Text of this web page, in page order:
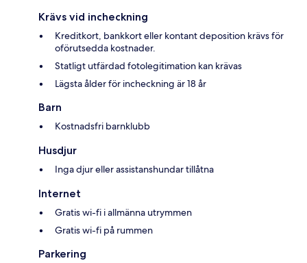
Krävs vid incheckning
Kreditkort, bankkort eller kontant deposition krävs för
oförutsedda kostnader.
Statligt utfärdad fotolegitimation kan krävas
Lägsta ålder för incheckning är 18 år
Barn
Kostnadsfri barnklubb
Husdjur
Inga djur eller assistanshundar tillåtna
Internet
Gratis wi-fi i allmänna utrymmen
Gratis wi-fi på rummen
Parkering